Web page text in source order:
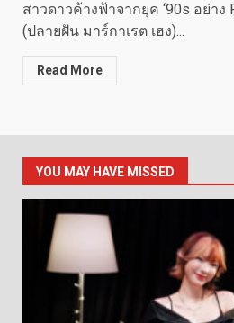
สาวดาวค้างฟ้าจากยุค ‘90s อย่าง
(ปลายฝัน มาร์กาเรต เฮง)...
Read More
YOU MAY HAVE MISSED